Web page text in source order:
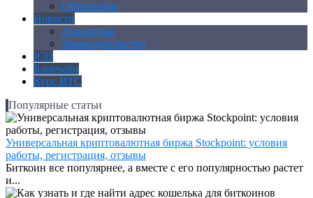
Обменники
Новости
Аналитика
Законодательство
ICO
Блокчейн
Курс BTC
Популярные статьи
Универсальная криптовалютная биржа Stockpoint: условия
работы, регистрация, отзывы
Биткоин все популярнее, а вместе с его популярностью растет
и...